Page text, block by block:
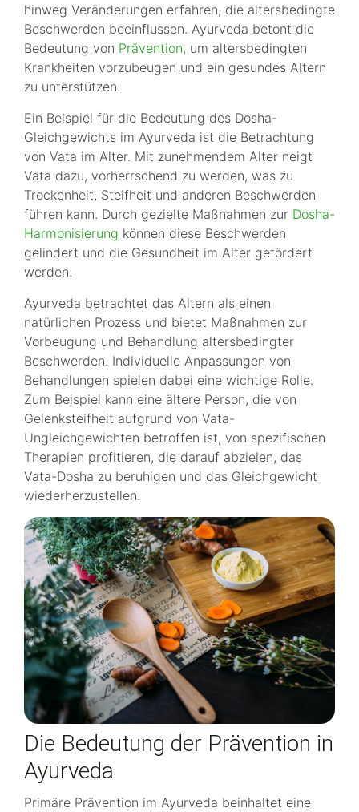
hinweg Veränderungen erfahren, die altersbedingte
Beschwerden beeinflussen. Ayurveda betont die
Bedeutung von Prävention, um altersbedingten
Krankheiten vorzubeugen und ein gesundes Altern
zu unterstützen.
Ein Beispiel für die Bedeutung des Dosha-
Gleichgewichts im Ayurveda ist die Betrachtung
von Vata im Alter. Mit zunehmendem Alter neigt
Vata dazu, vorherrschend zu werden, was zu
Trockenheit, Steifheit und anderen Beschwerden
führen kann. Durch gezielte Maßnahmen zur Dosha-
Harmonisierung können diese Beschwerden
gelindert und die Gesundheit im Alter gefördert
werden.
Ayurveda betrachtet das Altern als einen
natürlichen Prozess und bietet Maßnahmen zur
Vorbeugung und Behandlung altersbedingter
Beschwerden. Individuelle Anpassungen von
Behandlungen spielen dabei eine wichtige Rolle.
Zum Beispiel kann eine ältere Person, die von
Gelenksteifheit aufgrund von Vata-
Ungleichgewichten betroffen ist, von spezifischen
Therapien profitieren, die darauf abzielen, das
Vata-Dosha zu beruhigen und das Gleichgewicht
wiederherzustellen.
Die Bedeutung der Prävention in
Ayurveda
Primäre Prävention im Ayurveda beinhaltet eine